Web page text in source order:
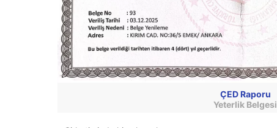
ÇED Raporu
Yeterlik Belgesi